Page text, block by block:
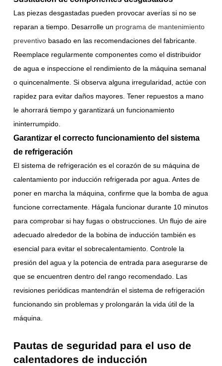
Las piezas desgastadas pueden provocar averías si no se
reparan a tiempo. Desarrolle un programa de mantenimiento
preventivo basado en las recomendaciones del fabricante.
Reemplace regularmente componentes como el distribuidor
de agua e inspeccione el rendimiento de la máquina semanal
o quincenalmente. Si observa alguna irregularidad, actúe con
rapidez para evitar daños mayores. Tener repuestos a mano
le ahorrará tiempo y garantizará un funcionamiento
ininterrumpido.
Garantizar el correcto funcionamiento del sistema
de refrigeración
El sistema de refrigeración es el corazón de su máquina de
calentamiento por inducción refrigerada por agua. Antes de
poner en marcha la máquina, confirme que la bomba de agua
funcione correctamente. Hágala funcionar durante 10 minutos
para comprobar si hay fugas o obstrucciones. Un flujo de aire
adecuado alrededor de la bobina de inducción también es
esencial para evitar el sobrecalentamiento. Controle la
presión del agua y la potencia de entrada para asegurarse de
que se encuentren dentro del rango recomendado. Las
revisiones periódicas mantendrán el sistema de refrigeración
funcionando sin problemas y prolongarán la vida útil de la
máquina.
Pautas de seguridad para el uso de
calentadores de inducción